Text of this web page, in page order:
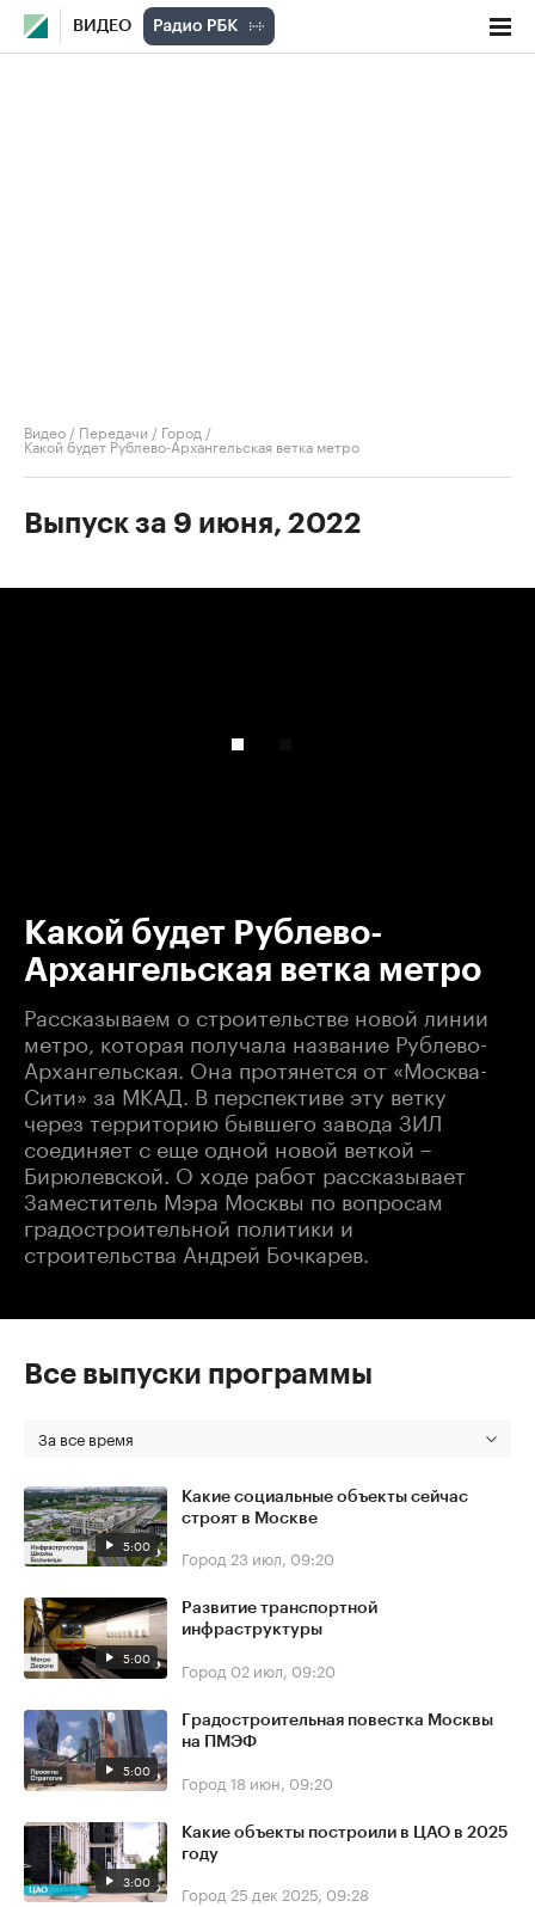
ВИДЕО
Видео / Передачи / Город /
Какой будет Рублево-Архангельская ветка метро
Выпуск за 9 июня, 2022
Какой будет Рублево-
Архангельская ветка метро
Рассказываем о строительстве новой линии
метро, которая получала название Рублево-
Архангельская. Она протянется от «Москва-
Сити» за МКАД. В перспективе эту ветку
через территорию бывшего завода ЗИЛ
соединяет с еще одной новой веткой –
Бирюлевской. О ходе работ рассказывает
Заместитель Мэра Москвы по вопросам
градостроительной политики и
строительства Андрей Бочкарев.
Все выпуски программы
За все время
5:00
Какие социальные объекты сейчас
строят в Москве
Город 23 июл, 09:20
5:00
Развитие транспортной
инфраструктуры
Город 02 июл, 09:20
5:00
Градостроительная повестка Москвы
на ПМЭФ
Город 18 июн, 09:20
3:00
Какие объекты построили в ЦАО в 2025
году
Город 25 дек 2025, 09:28